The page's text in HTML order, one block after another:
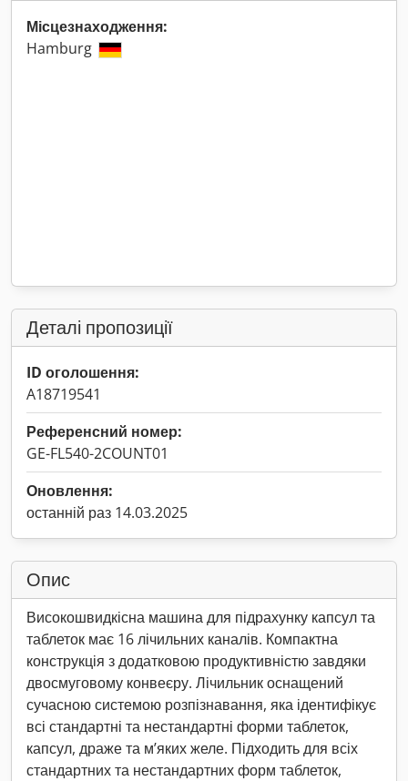
Місцезнаходження:
Hamburg
Деталі пропозиції
ID оголошення:
A18719541
Референсний номер:
GE-FL540-2COUNT01
Оновлення:
останній раз 14.03.2025
Опис
Високошвидкісна машина для підрахунку капсул та
таблеток має 16 лічильних каналів. Компактна
конструкція з додатковою продуктивністю завдяки
двосмуговому конвеєру. Лічильник оснащений
сучасною системою розпізнавання, яка ідентифікує
всі стандартні та нестандартні форми таблеток,
капсул, драже та м’яких желе. Підходить для всіх
стандартних та нестандартних форм таблеток,